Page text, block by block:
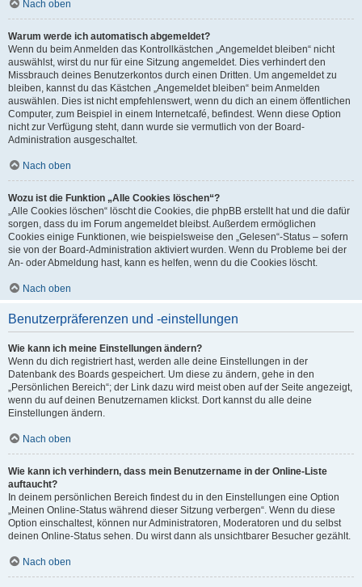
Nach oben
Warum werde ich automatisch abgemeldet?
Wenn du beim Anmelden das Kontrollkästchen „Angemeldet bleiben“ nicht
auswählst, wirst du nur für eine Sitzung angemeldet. Dies verhindert den
Missbrauch deines Benutzerkontos durch einen Dritten. Um angemeldet zu
bleiben, kannst du das Kästchen „Angemeldet bleiben“ beim Anmelden
auswählen. Dies ist nicht empfehlenswert, wenn du dich an einem öffentlichen
Computer, zum Beispiel in einem Internetcafé, befindest. Wenn diese Option
nicht zur Verfügung steht, dann wurde sie vermutlich von der Board-
Administration ausgeschaltet.
Nach oben
Wozu ist die Funktion „Alle Cookies löschen“?
„Alle Cookies löschen“ löscht die Cookies, die phpBB erstellt hat und die dafür
sorgen, dass du im Forum angemeldet bleibst. Außerdem ermöglichen
Cookies einige Funktionen, wie beispielsweise den „Gelesen“-Status – sofern
sie von der Board-Administration aktiviert wurden. Wenn du Probleme bei der
An- oder Abmeldung hast, kann es helfen, wenn du die Cookies löscht.
Nach oben
Benutzerpräferenzen und -einstellungen
Wie kann ich meine Einstellungen ändern?
Wenn du dich registriert hast, werden alle deine Einstellungen in der
Datenbank des Boards gespeichert. Um diese zu ändern, gehe in den
„Persönlichen Bereich“; der Link dazu wird meist oben auf der Seite angezeigt,
wenn du auf deinen Benutzernamen klickst. Dort kannst du alle deine
Einstellungen ändern.
Nach oben
Wie kann ich verhindern, dass mein Benutzername in der Online-Liste
auftaucht?
In deinem persönlichen Bereich findest du in den Einstellungen eine Option
„Meinen Online-Status während dieser Sitzung verbergen“. Wenn du diese
Option einschaltest, können nur Administratoren, Moderatoren und du selbst
deinen Online-Status sehen. Du wirst dann als unsichtbarer Besucher gezählt.
Nach oben